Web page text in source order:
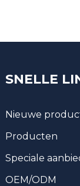
SNELLE
Nieuwe
Producten
Speciale
OEM/ODM